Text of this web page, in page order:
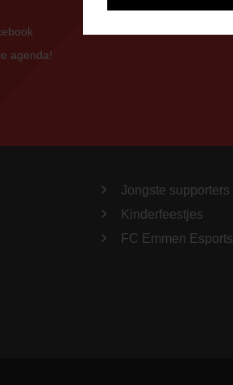
agenda!
Jongste supporters
Kinderfeestjes
FC Emmen Esports